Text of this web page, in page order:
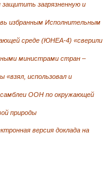
защитить загрязненную и
избранным Исполнительным
среде (ЮНЕА-4) «сверили
министрами стран –
использовал и
ООН по окружающей
природы
версия доклада на